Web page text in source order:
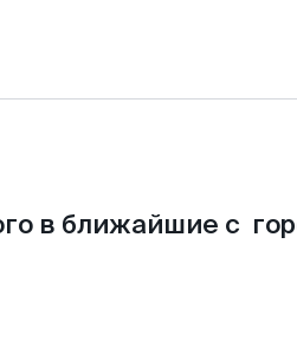
в ближайшие с